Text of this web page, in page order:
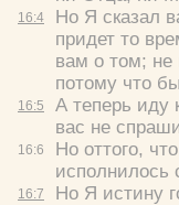
16:4
16:5
16:6
16:7
Но Я сказал
придет то
вам о том; не
потому что
А теперь иду
вас не
Но оттого,
исполнилось
Но Я истину